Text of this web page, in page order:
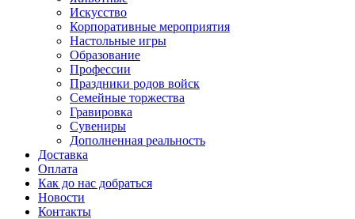
Искусство
Корпоративные мероприятия
Настольные игры
Образование
Профессии
Праздники родов войск
Семейные торжества
Гравировка
Сувениры
Дополненная реальность
Доставка
Оплата
Как до нас добраться
Новости
Контакты